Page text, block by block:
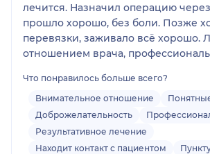
лечится. Назначил операцию
прошло хорошо, без боли. Позже
перевязки, заживало всё хорошо.
отношением врача,
придётся, но если что, знаем к
рекомендовать
Что понравилось больше всего?
Внимательное отношение
Доброжелательность
Результативное лечение
Находит контакт с пациентом